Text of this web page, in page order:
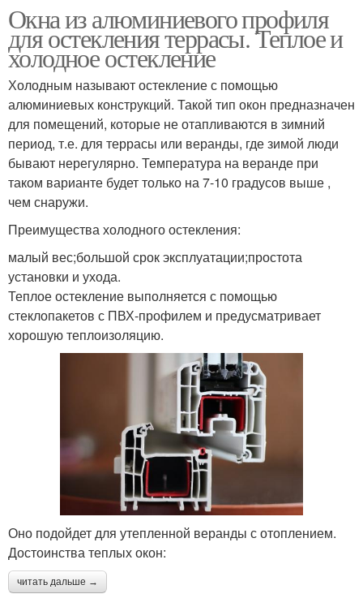
Окна из алюминиевого профиля
для остекления террасы. Теплое и
холодное остекление
Холодным называют остекление с помощью
алюминиевых конструкций. Такой тип окон предназначен
для помещений, которые не отапливаются в зимний
период, т.е. для террасы или веранды, где зимой люди
бывают нерегулярно. Температура на веранде при
таком варианте будет только на 7-10 градусов выше ,
чем снаружи.
Преимущества холодного остекления:
малый вес;большой срок эксплуатации;простота
установки и ухода.
Теплое остекление выполняется с помощью
стеклопакетов с ПВХ-профилем и предусматривает
хорошую теплоизоляцию.
Оно подойдет для утепленной веранды с отоплением.
Достоинства теплых окон:
читать дальше →